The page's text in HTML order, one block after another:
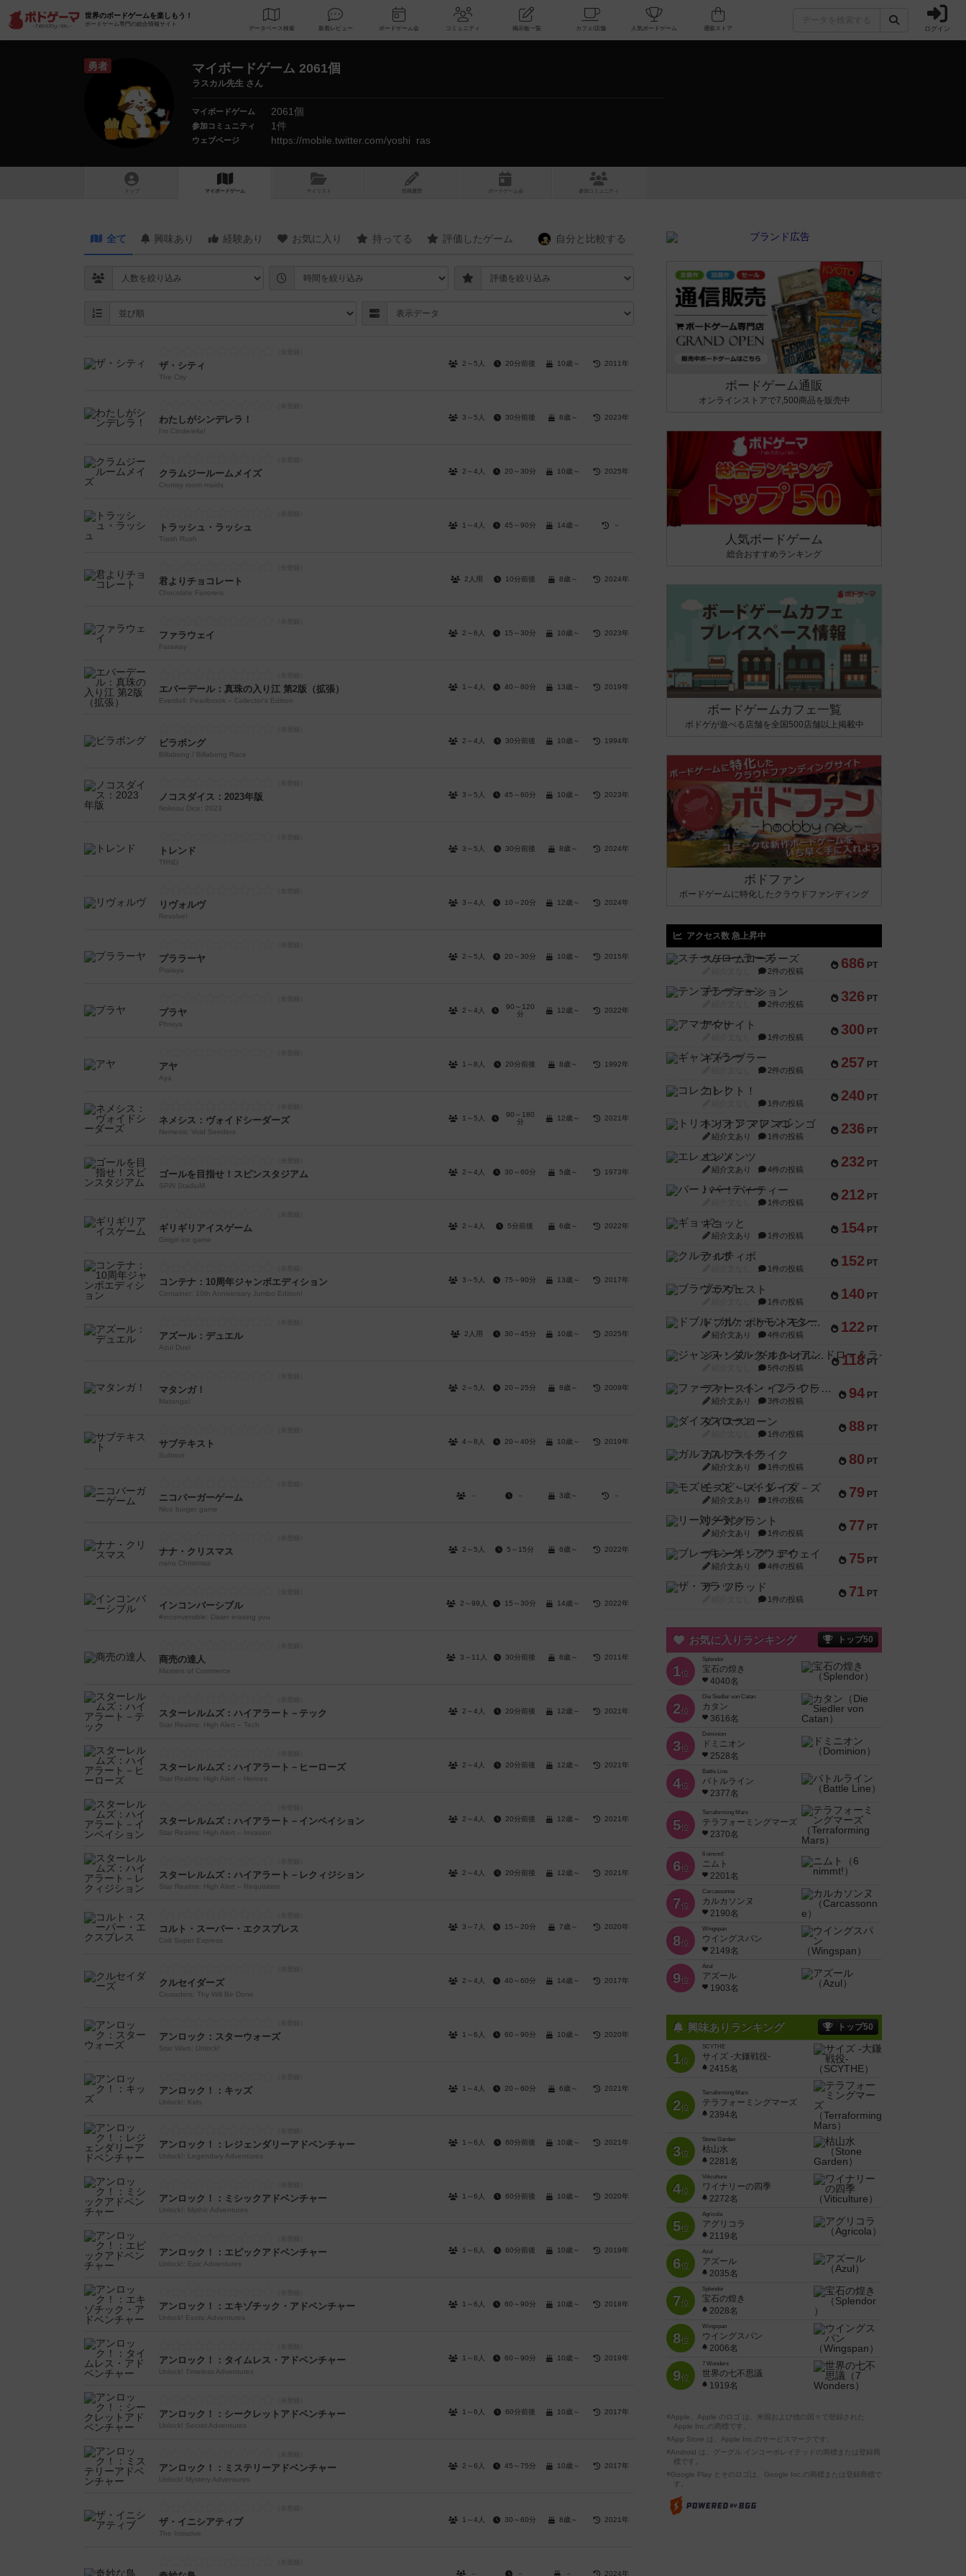
世界のボードゲームを楽しもう！
ボードゲーム専門の総合情報サイト
データベース 検索 新着レビュー ボードゲーム会 コミュニティ 掲示板一覧 カフェ/店舗 人気ボードゲーム ログイン
勇者 マイボードゲーム 2061個
ラスカル先生 さん
マイボードゲーム 2061個
参加コミュニティ 1件
ウェブページ https://mobile.twitter.com/yoshi_ras
トップ マイボードゲーム マイリスト 投稿履歴 ボ ドゲ ーム コミュニティ
全て 興味あり 経験あり お気に入り 持ってる 評価したゲーム 自分と 比較する
ザ・シティ
The City
2～5人 20分前後 10歳～ 2011年
わたしがシンデレラ！
I'm Cinderella!
3～5人 30分前後 8歳～ 2023年
クラムジールームメイズ
Crumsy room maids
2～4人 20～30分 10歳～ 2025年
トラッシュ・ラッシュ
Trash Rush
1～4人 45～90分 14歳～ －
君よりチョコレート
Chocolate Favorers
2人用 10分前後 8歳～ 2024年
ファラウェイ
Faraway
2～6人 15～30分 10歳～ 2023年
エバーデール：真珠の入り江 第2版（拡張）
Everdell: Pearlbrook – Collector's Edition
1～4人 40～80分 13歳～ 2019年
ビラボング
Billabong / Billabong Race
2～4人 30分前後 10歳～ 1994年
ノコスダイス：2023年版
Nokosu Dice: 2023
3～5人 45～60分 10歳～ 2023年
トレンド
TRND
3～5人 30分前後 8歳～ 2024年
リヴォルヴ
Revolve!
3～4人 10～20分 12歳～ 2024年
プララーヤ
Pralaya
2～5人 20～30分 10歳～ 2015年
プラヤ
Phraya
2～4人
90～120
分
12歳～ 2022年
アヤ
Aya
1～8人 20分前後 8歳～ 1992年
ネメシス：ヴォイドシーダーズ
Nemesis: Void Seeders
1～5人
90～180
分
12歳～ 2021年
ゴールを目指せ！スピンスタジアム
SPiN StadiuM
2～4人 30～60分 5歳～ 1973年
ギリギリアイスゲーム
Girigiri ice game
2～4人 5分前後 6歳～ 2022年
コンテナ：10周年ジャンボエディション
Container: 10th Anniversary Jumbo Edition!
3～5人 75～90分 13歳～ 2017年
アズール：デュエル
Azul Duel
2人用 30～45分 10歳～ 2025年
マタンガ！
Matanga!
2～5人 20～25分 8歳～ 2009年
サブテキスト
Subtext
4～8人 20～40分 10歳～ 2019年
ニコバーガーゲーム
Nico burger game
－ － 3歳～ －
ナナ・クリスマス
nana Christmas
2～5人 5～15分 6歳～ 2022年
インコンバーシブル
#inconversible: Dawn erasing you
2～99人 15～30分 14歳～ 2022年
商売の達人
Masters of Commerce
3～11人 30分前後 8歳～ 2011年
スターレルムズ：ハイアラート－テック
Star Realms: High Alert – Tech
2～4人 20分前後 12歳～ 2021年
スターレルムズ：ハイアラート－ヒーローズ
Star Realms: High Alert – Heroes
2～4人 20分前後 12歳～ 2021年
スターレルムズ：ハイアラート－インベイション
Star Realms: High Alert – Invasion
2～4人 20分前後 12歳～ 2021年
スターレルムズ：ハイアラート－レクィジション
Star Realms: High Alert – Requisition
2～4人 20分前後 12歳～ 2021年
コルト・スーパー・エクスプレス
Colt Super Express
3～7人 15～20分 7歳～ 2020年
クルセイダーズ
Crusaders: Thy Will Be Done
2～4人 40～60分 14歳～ 2017年
アンロック：スターウォーズ
Star Wars: Unlock!
1～6人 60～90分 10歳～ 2020年
アンロック！：キッズ
Unlock!: Kids
1～4人 20～60分 6歳～ 2021年
アンロック！：レジェンダリーアドベンチャー
Unlock!: Legendary Adventures
1～6人 60分前後 10歳～ 2021年
アンロック！：ミシックアドベンチャー
Unlock!: Mythic Adventures
1～6人 60分前後 10歳～ 2020年
アンロック！：エピックアドベンチャー
Unlock!: Epic Adventures
1～6人 60分前後 10歳～ 2019年
アンロック！：エキゾチック・アドベンチャー
Unlock! Exotic Adventures
1～6人 60～90分 10歳～ 2018年
アンロック！：タイムレス・アドベンチャー
Unlock! Timeless Adventures
1～6人 60～90分 10歳～ 2019年
アンロック！：シークレットアドベンチャー
Unlock! Secret Adventures
1～6人 60分前後 10歳～ 2017年
アンロック！：ミステリーアドベンチャー
Unlock! Mystery Adventures
2～6人 45～75分 10歳～ 2017年
ザ・イニシアティブ
The Initiative
1～4人 30～60分 8歳～ 2021年
－ － － 2024年
ボードゲーム通販
オンラインストアで7,500商品を販売中
人気ボードゲーム
総合おすすめランキング
ボードゲームカフェ一覧
ボドゲが遊べる店舗を全国500店舗以上掲載中
ボドファン
ボードゲームに特化したクラウドファンディング
アクセス数 急上昇中
686 PT
スチームローラーズ
2件の投稿
326 PT
テンプテーション
2件の投稿
300 PT
アマナイト
1件の投稿
257 PT
ギャンブラー
2件の投稿
240 PT
コレクト！
1件の投稿
236 PT
トリオンフ ア マレンゴ
紹介文あり 1件の投稿
232 PT
エレメンツ
紹介文あり 4件の投稿
212 PT
バー！パーティー
1件の投稿
154 PT
ギョッと
紹介文あり 1件の投稿
152 PT
クルティボ
1件の投稿
140 PT
ブラヴェスト
1件の投稿
122 PT
ドブル：ポケットモンスター
紹介文あり 4件の投稿
118 PT
ジャンヌ・ダルク-オルレアン ドロー＆ライト
5件の投稿
94 PT
ファースト・イン・フライト
紹介文あり 3件の投稿
88 PT
ダイススローン
1件の投稿
80 PT
ガルフストライク
紹介文あり 1件の投稿
79 PT
モズビ－ズ・レイダ－ズ
紹介文あり 1件の投稿
77 PT
リー対グラント
紹介文あり 1件の投稿
75 PT
ブレーキング・アウェイ
紹介文あり 4件の投稿
71 PT
ザ・フラッド
1件の投稿
お気に入りランキング トップ50
1位
Splendor
宝石の煌き
4040名
2位
Die Siedler von Catan
カタン
3616名
3位
Dominion
ドミニオン
2528名
4位
Battle Line
バトルライン
2377名
5位
Terraforming Mars
テラフォーミングマーズ
2370名
6位
6 nimmt!
ニムト
2201名
7位
Carcassonne
カルカソンヌ
2190名
8位
Wingspan
ウイングスパン
2149名
9位
Azul
アズール
1903名
興味ありランキング トップ50
1位
SCYTHE
サイズ -大鎌戦役-
2415名
2位
Terraforming Mars
テラフォーミングマーズ
2394名
3位
Stone Garden
枯山水
2281名
4位
Viticulture
ワイナリーの四季
2272名
5位
Agricola
アグリコラ
2119名
6位
Azul
アズール
2035名
7位
Splendor
宝石の煌き
2028名
8位
Wingspan
ウイングスパン
2006名
9位
7 Wonders
世界の七不思議
1919名
※Apple、Apple のロゴ は、米国および他の国々で登録された
Apple Inc.の商標です。
※App Store は、Apple Inc.のサービスマークです。
※Android は、グーグル インコーポレイテッドの商標または登録商
標です。
※Google Play とそのロゴは、Google Inc.の商標または登録商標で
す。